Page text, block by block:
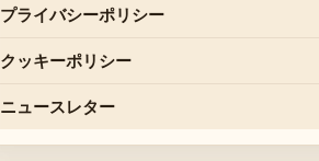
プライバシーポリシー
クッキーポリシー
ニュースレター